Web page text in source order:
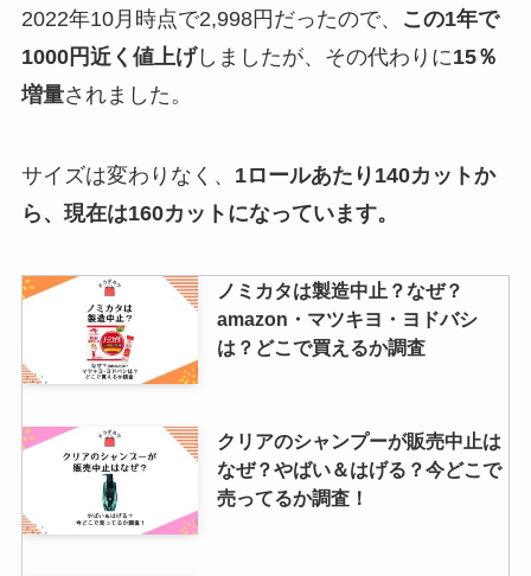
キャンメイクの取扱店はどこ？近
タイガーバームなぜ中止に？やば
ツモトキヨシやスギ薬局で売って
る？
も買える？代表品も調査！
2022年10月時点で2,998円だったので、
この1年で
1000円近く値上げしましたが、その代わりに15％
増量されました。
サイズは変わりなく、 1ロールあたり140カットか
ら、現在は160カットになっています。
ノミカタは製造中止？なぜ？
amazon・マツキヨ・ヨドバシ
は？どこで買えるか調査
クリアのシャンプーが販売中止は
なぜ？やばい＆はげる？今どこで
売ってるか調査！